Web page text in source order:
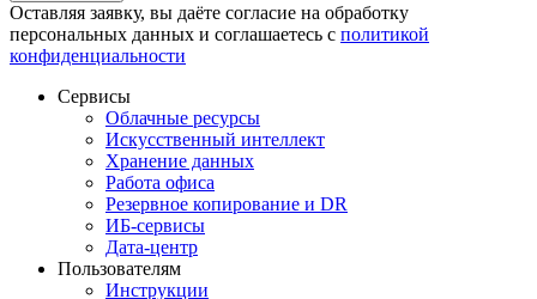
Оставляя заявку, вы даёте согласие на обработку
персональных данных и соглашаетесь с политикой
конфиденциальности
Сервисы
Облачные ресурсы
Искусственный интеллект
Хранение данных
Работа офиса
Резервное копирование и DR
ИБ-сервисы
Дата-центр
Пользователям
Инструкции